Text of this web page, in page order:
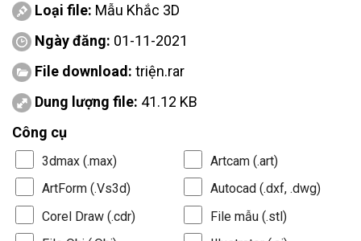
Loại file: Mẫu Khắc 3D
Ngày đăng: 01-11-2021
File download: triện.rar
Dung lượng file: 41.12 KB
Công cụ
3dmax (.max)
Artcam (.art)
ArtForm (.Vs3d)
Autocad (.dxf, .dwg)
Corel Draw (.cdr)
File mẫu (.stl)